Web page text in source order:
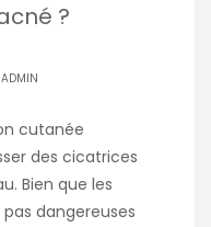
?
ADMIN
cutanée
des cicatrices
Bien que les
dangereuses